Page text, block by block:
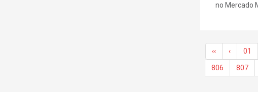
no Mercado
‹‹ ‹ 01
806 807